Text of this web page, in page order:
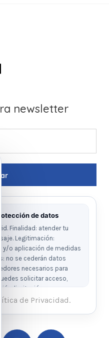
newsletter
de datos
Finalidad: atender tu
Legitimación:
y/o aplicación de medidas
no se cederán datos
necesarios para
solicitar acceso,
limitación y
legal indicado.
Ver Política de Cookies
de Privacidad.